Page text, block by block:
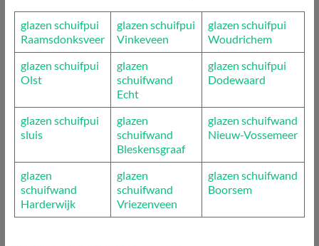
glazen schuifpui
Raamsdonksveer
glazen schuifpui
Vinkeveen
glazen schuifpui
Woudrichem
glazen schuifpui
Olst
glazen
schuifwand
Echt
glazen schuifpui
Dodewaard
glazen schuifpui
sluis
glazen
schuifwand
Bleskensgraaf
glazen schuifwand
Nieuw-Vossemeer
glazen
schuifwand
Harderwijk
glazen
schuifwand
Vriezenveen
glazen schuifwand
Boorsem